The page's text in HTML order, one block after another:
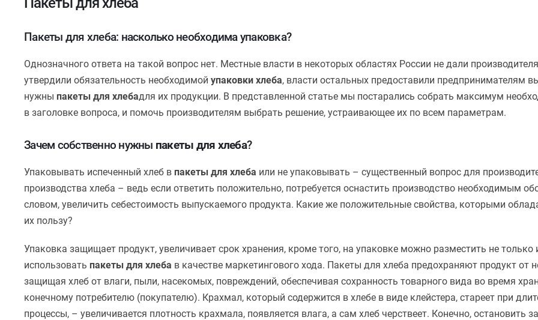
Пакеты для хлеба: насколько необходима упаковка?
Однозначного ответа на такой вопрос нет. Местные власти в некоторых областях России не дали
утвердили обязательность необходимой упаковки хлеба, власти остальных предоставили предпринимателям
нужны пакеты для хлебадля их продукции. В представленной статье мы постарались собрать максимум
в заголовке вопроса, и помочь производителям выбрать решение, устраивающее их по всем параметрам.
Зачем собственно нужны пакеты для хлеба?
Упаковывать испеченный хлеб в пакеты для хлеба или не упаковывать – существенный вопрос для
производства хлеба – ведь если ответить положительно, потребуется оснастить производство необходимым
словом, увеличить себестоимость выпускаемого продукта. Какие же положительные свойства, которыми
их пользу?
Упаковка защищает продукт, увеличивает срок хранения, кроме того, на упаковке можно разместить не
использовать пакеты для хлеба в качестве маркетингового хода. Пакеты для хлеба предохраняют продукт
защищая хлеб от влаги, пыли, насекомых, повреждений, обеспечивая сохранность товарного вида во время
конечному потребителю (покупателю). Крахмал, который содержится в хлебе в виде клейстера, стареет при
процессы, – увеличивается плотность крахмала, появляется влага, а сам хлеб черствеет. Конечно,